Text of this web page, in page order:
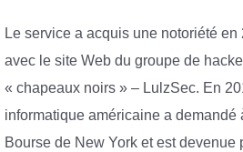
Le service a acquis une notoriété en
avec le site Web du groupe de
« chapeaux noirs » – LulzSec. En
informatique américaine a demandé
Bourse de New York et est devenue